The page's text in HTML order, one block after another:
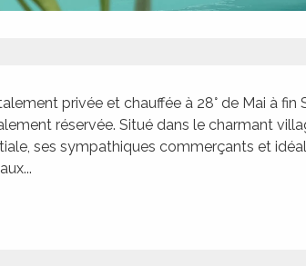
privée et chauffée à 28° de Mai à fin
réservée. Situé dans le charmant
ses sympathiques commerçants et